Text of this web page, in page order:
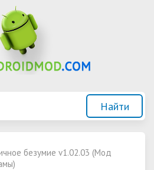
безумие v1.02.03 (Мод